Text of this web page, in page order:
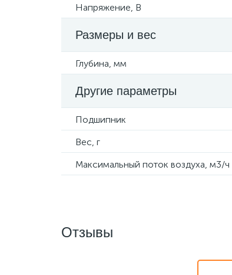
Напряжение, В
Размеры и вес
Глубина, мм
Другие параметры
Подшипник
Вес, г
Максимальный поток воздуха, м3/ч
Отзывы